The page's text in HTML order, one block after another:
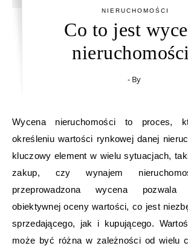
NIERUCHOMOŚCI
Co to jest
- By
Wycena nieruchomości to proces,
określeniu wartości rynkowej danej
kluczowy element w wielu sytuacjach,
zakup, czy wynajem
przeprowadzona wycena
obiektywnej oceny wartości, co jest
sprzedającego, jak i kupującego.
może być różna w zależności od wielu